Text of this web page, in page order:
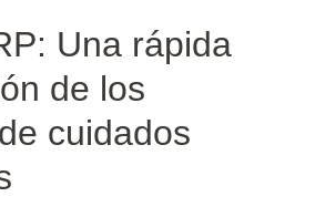
Una rápida
de los
cuidados